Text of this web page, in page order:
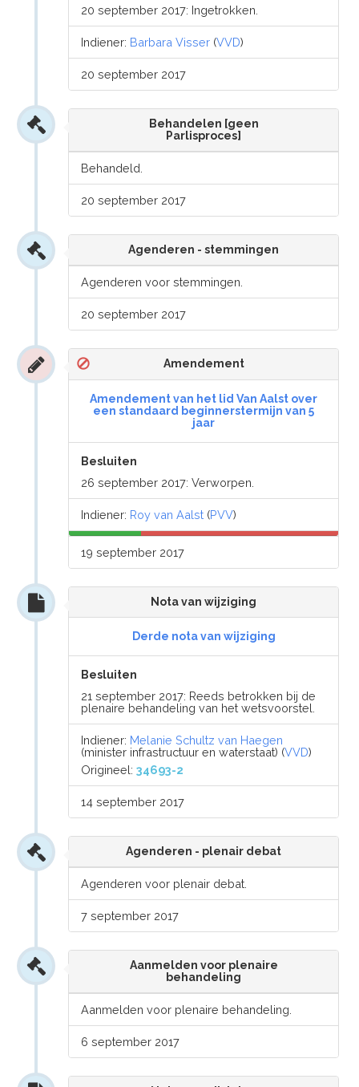
20 september 2017: Ingetrokken.
Indiener: Barbara Visser (VVD)
20 september 2017
Behandelen [geen
Parlisproces]
Behandeld.
20 september 2017
Agenderen - stemmingen
Agenderen voor stemmingen.
20 september 2017
Amendement
Amendement van het lid Van Aalst over
een standaard beginnerstermijn van 5
jaar
Besluiten
26 september 2017: Verworpen.
Indiener: Roy van Aalst (PVV)
19 september 2017
Nota van wijziging
Derde nota van wijziging
Besluiten
21 september 2017: Reeds betrokken bij de
plenaire behandeling van het wetsvoorstel.
Indiener: Melanie Schultz van Haegen
(minister infrastructuur en waterstaat) (VVD)
Origineel:34693-2
14 september 2017
Agenderen - plenair debat
Agenderen voor plenair debat.
7 september 2017
Aanmelden voor plenaire
behandeling
Aanmelden voor plenaire behandeling.
6 september 2017